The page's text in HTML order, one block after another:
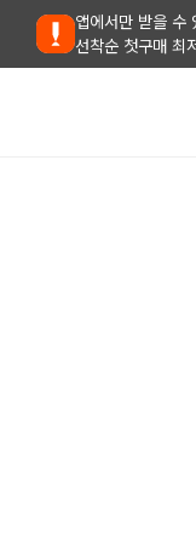
앱에서만 받을 수
선착순 첫구매 최